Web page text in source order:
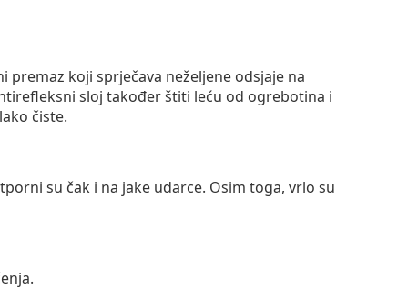
premaz koji sprječava neželjene odsjaje na
sloj također štiti leću od ogrebotina i
čiste.
su čak i na jake udarce. Osim toga, vrlo su